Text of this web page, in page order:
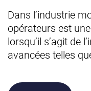
Dans l’industrie
opérateurs est
lorsqu’il s’agit de
avancées telles